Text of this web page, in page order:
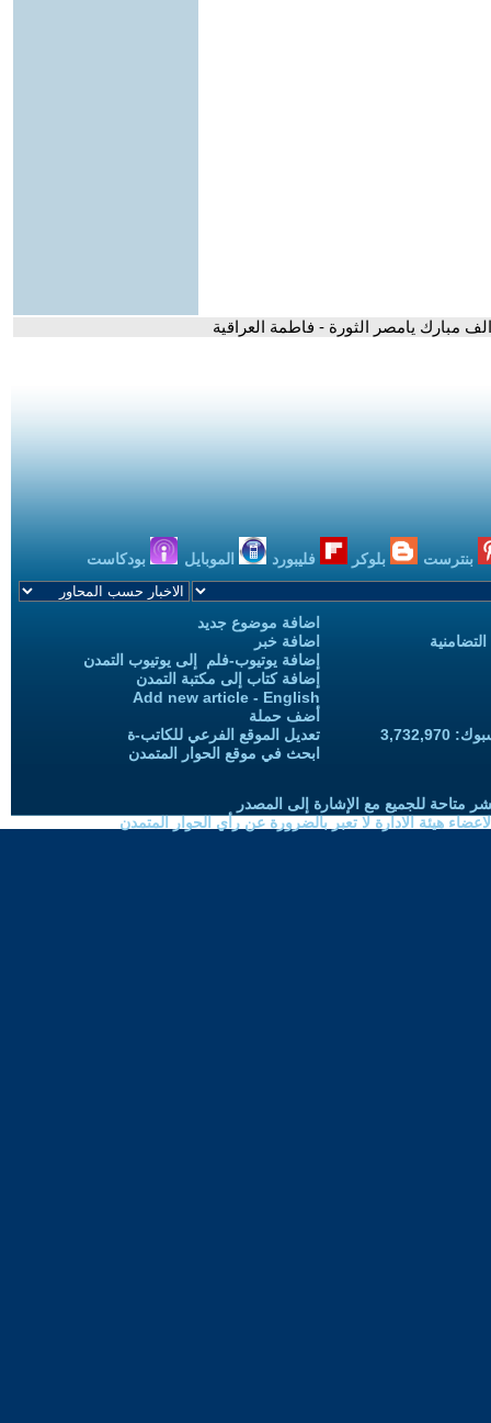
مبارك يامصر الثورة - فاطمة العراقية
بنترست بلوكر فليبورد الموبايل بودكاست
اضافة موضوع جديد
اضافة خبر
إضافة يوتيوب-فلم إلى يوتيوب التمدن
إضافة كتاب إلى مكتبة التمدن
Add new article - English
أضف حملة
تعديل الموقع الفرعي للكاتب-ة
ابحث في موقع الحوار المتمدن
متاحة للجميع مع الإشارة إلى المصدر
هيئة الادارة لا تعبر بالضرورة عن رأي الحوار المتمدن